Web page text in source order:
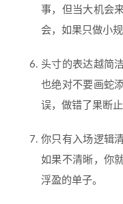
事，但当大机会
会，如果只做小
头寸的表达越简
也绝对不要画蛇
误，做错了果断
你只有入场逻辑
如果不清晰，你
浮盈的单子。